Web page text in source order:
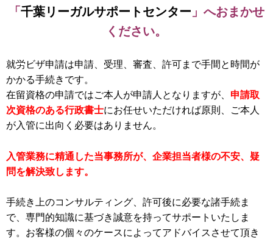
「 千葉リーガルサポートセンター 」へおまかせ
ください。
就労ビザ申請は申請、受理、審査、許可まで手間と時間が
かかる手続きです。
在留資格の申請ではご本人が申請人となりますが、 申請取
次資格のある行政書士にお任せいただければ原則、ご本人
が入管に出向く必要はありません。
入管業務に精通した当事務所が、企業担当者様の不安、疑
問を解決致します。
手続き上のコンサルティング、許可後に必要な諸手続ま
で、専門的知識に基づき誠意を持ってサポートいたしま
す。お客様の個々のケースによってアドバイスさせて頂き